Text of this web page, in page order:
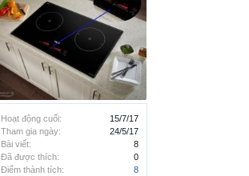
Hoạt động cuối:
15/7/17
Tham gia ngày:
24/5/17
Bài viết:
8
Đã được thích:
0
Điểm thành tích:
8